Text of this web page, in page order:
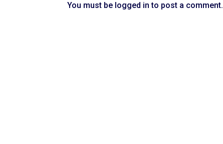
You must be logged in to post a comment.